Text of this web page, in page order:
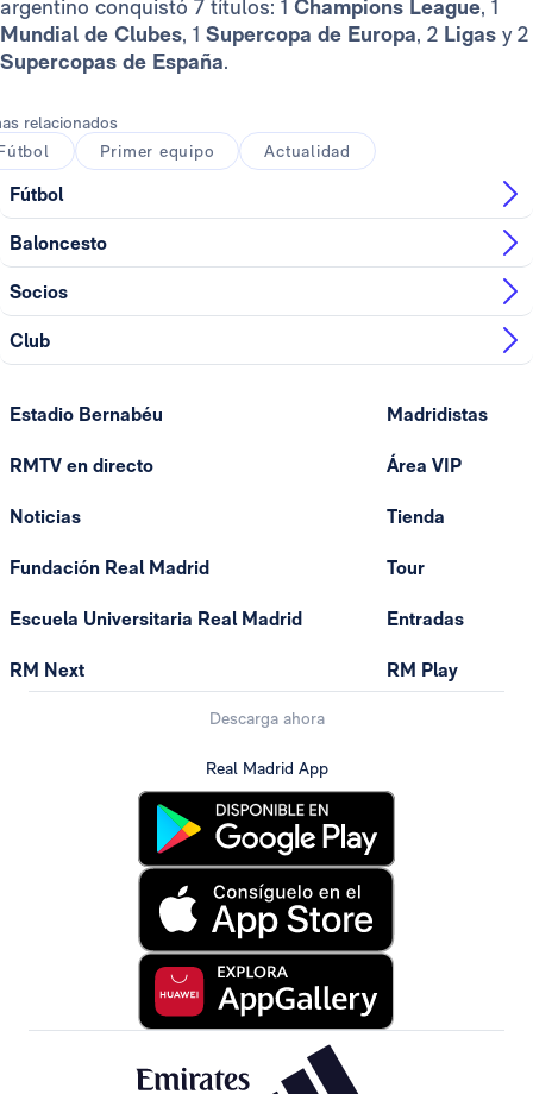
argentino conquistó 7 títulos: 1 Champions League, 1
Mundial de Clubes, 1 Supercopa de Europa, 2 Ligas y 2
Supercopas de España.
relacionados
Primer equipo Actualidad
Fútbol
Baloncesto
Socios
Club
Estadio Bernabéu
RMTV en directo
Noticias
Fundación Real Madrid
Escuela Universitaria Real Madrid
RM Next
Madridistas
Área VIP
Tienda
Tour
Entradas
RM Play
Descarga ahora
Real Madrid App